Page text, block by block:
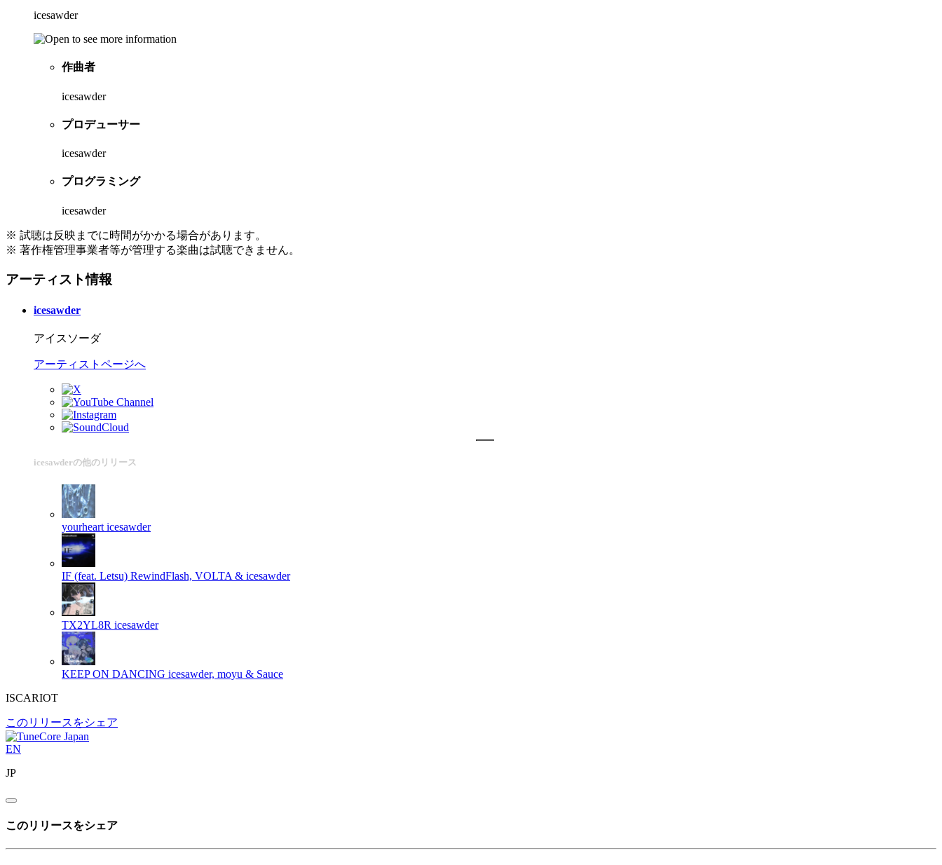
icesawder
作曲者
icesawder
プロデューサー
icesawder
プログラミング
icesawder
※ 試聴は反映までに時間がかかる場合があります。
※ 著作権管理事業者等が管理する楽曲は試聴できません。
アーティスト情報
icesawder
アイスソーダ
アーティストページへ
icesawderの他のリリース
yourheart icesawder
IF (feat. Letsu) RewindFlash, VOLTA & icesawder
TX2YL8R icesawder
KEEP ON DANCING icesawder, moyu & Sauce
ISCARIOT
このリリースをシェア
EN
JP
このリリースをシェア